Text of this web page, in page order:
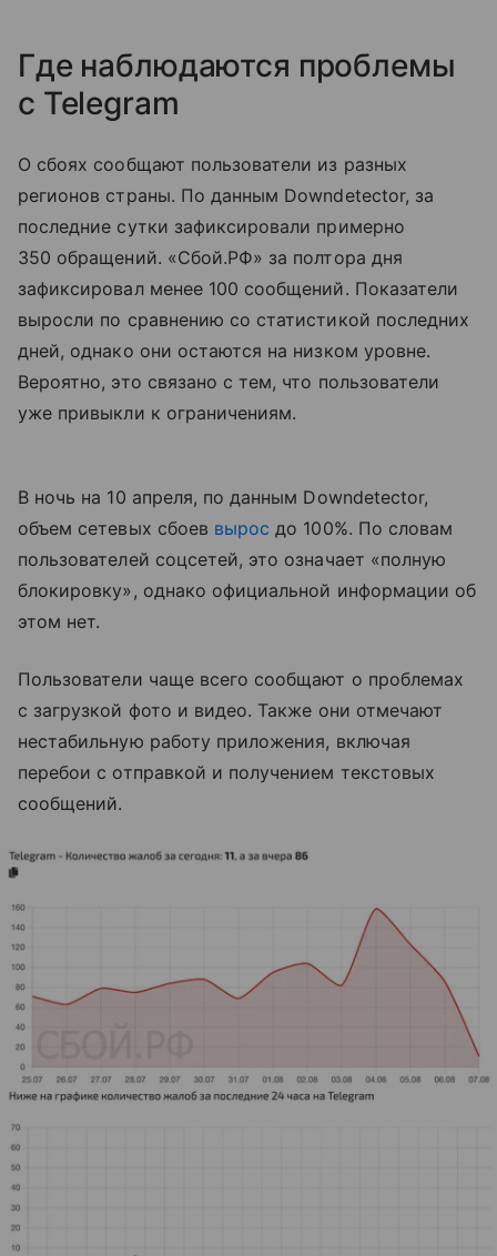
Где наблюдаются проблемы
с Telegram
О сбоях сообщают пользователи из разных
регионов страны. По данным Downdetector, за
последние сутки зафиксировали примерно
350 обращений. «Сбой.РФ» за полтора дня
зафиксировал менее 100 сообщений. Показатели
выросли по сравнению со статистикой последних
дней, однако они остаются на низком уровне.
Вероятно, это связано с тем, что пользователи
уже привыкли к ограничениям.
В ночь на 10 апреля, по данным Downdetector,
объем сетевых сбоев вырос до 100%. По словам
пользователей соцсетей, это означает «полную
блокировку», однако официальной информации об
этом нет.
Пользователи чаще всего сообщают о проблемах
с загрузкой фото и видео. Также они отмечают
нестабильную работу приложения, включая
перебои с отправкой и получением текстовых
сообщений.